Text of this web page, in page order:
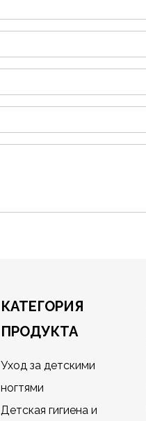
КАТЕГОРИЯ
ПРОДУКТА
Уход за детскими
ногтями
Детская гигиена и